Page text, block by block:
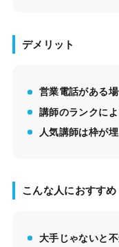
デメリット
営業電話がある
講師のランクに
人気講師は枠が
こんな人におすすめ
大手じゃないと